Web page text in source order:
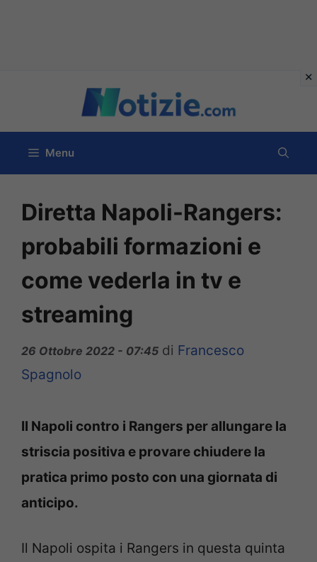
contenuto
Menu
Diretta Napoli-Rangers:
probabili formazioni e
come vederla in tv e
streaming
26 Ottobre 2022 - 07:45 di Francesco
Spagnolo
Il Napoli contro i Rangers per allungare la
striscia positiva e provare chiudere la
pratica primo posto con una giornata di
anticipo.
Il Napoli ospita i Rangers in questa quinta